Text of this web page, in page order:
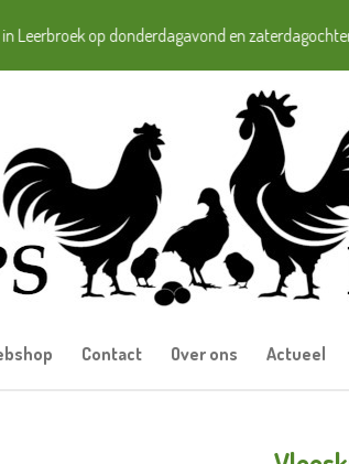
Leerbroek op donderdagavond en
Contact Over ons Actueel